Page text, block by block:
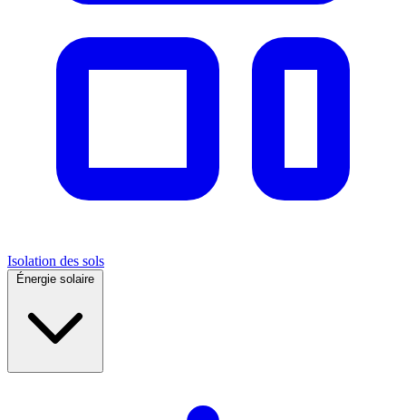
Isolation des sols